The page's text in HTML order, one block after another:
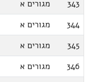
343
מגורים א
344
מגורים א
345
מגורים א
346
מגורים א